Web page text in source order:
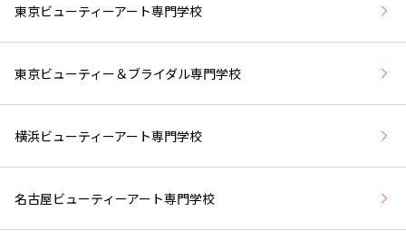
東京ビューティーアート専門学校
東京ビューティー＆ブライダル専門学校
横浜ビューティーアート専門学校
名古屋ビューティーアート専門学校